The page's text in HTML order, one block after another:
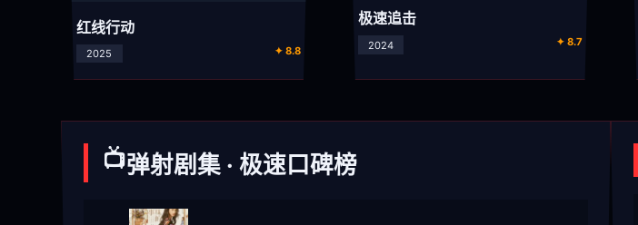
红线行动
2025 ✦ 8.8
极速追击
2024 ✦ 8.7
📺弹射剧集 · 极速口碑榜